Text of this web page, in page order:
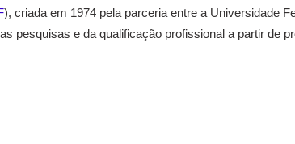
), criada em 1974 pela parceria entre a Universidade
pesquisas e da qualificação profissional a partir de